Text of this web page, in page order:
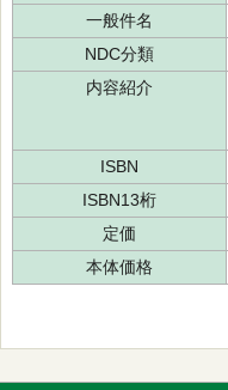
一般件名
NDC分類
内容紹介
ISBN
ISBN13桁
定価
本体価格